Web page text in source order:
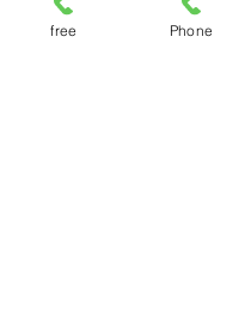
046-220-0501
free Phone